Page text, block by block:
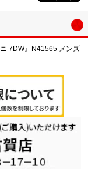
7DW』N41565 メンズ